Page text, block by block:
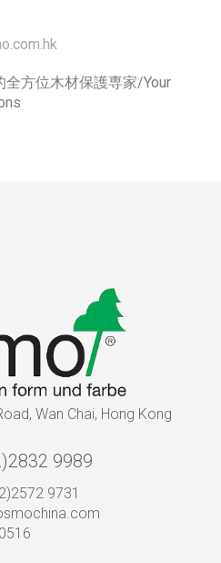
方位木材保護専家/Your
Wan Chai, Hong Kong
9989
9731